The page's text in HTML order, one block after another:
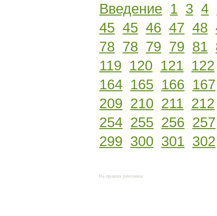
Введение 1 3 4
45 45 46 47 48
78 78 79 79 81
119 120 121 122
164 165 166 167
209 210 211 212
254 255 256 257
299 300 301 302
На правах рекламы: